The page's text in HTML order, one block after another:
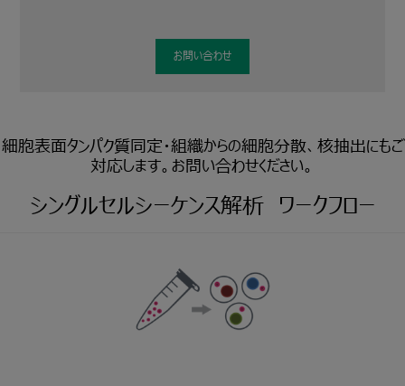
お問い合わせ
細胞表面タンパク質同定・組織からの細胞分散、核抽出にもご
対応します。お問い合わせください。
シングルセルシーケンス解析 ワークフロー